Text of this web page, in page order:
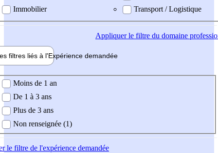
Immobilier
Transport / Logistique
Appliquerle filtre du domaine
filtres liés à l'Expérience demandée
demandée
Moins de 1 an
De 1 à 3 ans
Plus de 3 ans
Non renseignée (1)
le filtre de l'expérience demandée